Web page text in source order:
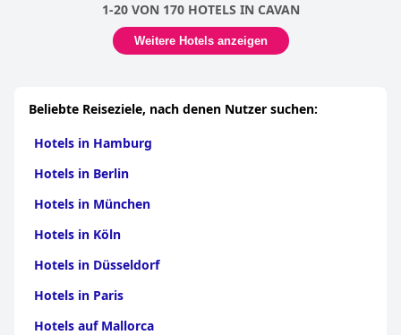
1-20 VON 170 HOTELS IN CAVAN
Weitere Hotels anzeigen
Beliebte Reiseziele, nach denen Nutzer suchen:
Hotels in Hamburg
Hotels in Berlin
Hotels in München
Hotels in Köln
Hotels in Düsseldorf
Hotels in Paris
Hotels auf Mallorca